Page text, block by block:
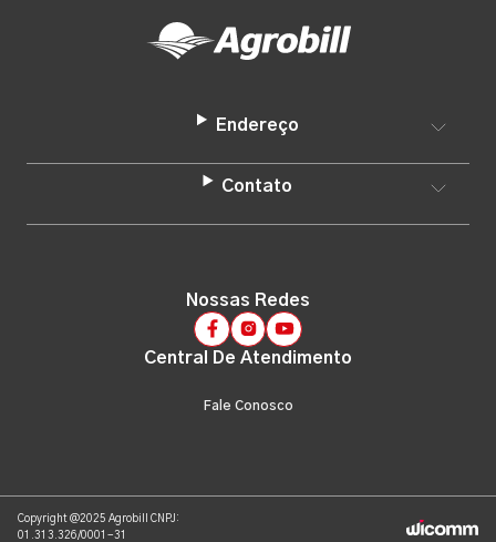
Endereço
Contato
Nossas Redes
Central De Atendimento
Fale Conosco
Copyright @2025 Agrobill CNPJ:
01.313.326/0001-31